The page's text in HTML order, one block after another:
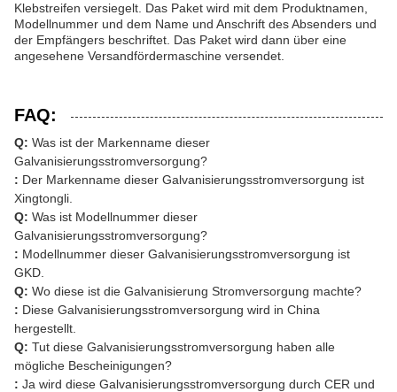
Klebstreifen versiegelt. Das Paket wird mit dem Produktnamen,
Modellnummer und dem Name und Anschrift des Absenders und
der Empfängers beschriftet. Das Paket wird dann über eine
angesehene Versandfördermaschine versendet.
FAQ:
Q: Was ist der Markenname dieser
Galvanisierungsstromversorgung?
: Der Markenname dieser Galvanisierungsstromversorgung ist
Xingtongli.
Q: Was ist Modellnummer dieser
Galvanisierungsstromversorgung?
: Modellnummer dieser Galvanisierungsstromversorgung ist
GKD.
Q: Wo diese ist die Galvanisierung Stromversorgung machte?
: Diese Galvanisierungsstromversorgung wird in China
hergestellt.
Q: Tut diese Galvanisierungsstromversorgung haben alle
mögliche Bescheinigungen?
: Ja wird diese Galvanisierungsstromversorgung durch CER und